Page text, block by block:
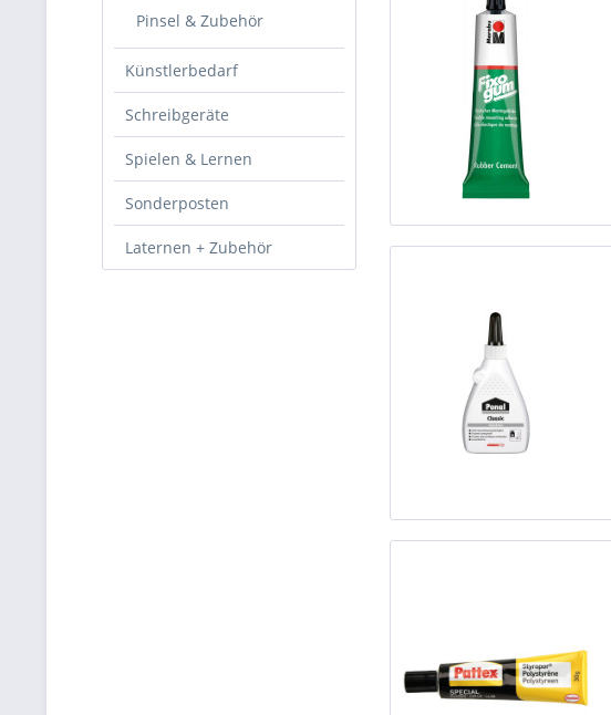
Pinsel & Zubehör
Künstlerbedarf
Schreibgeräte
Spielen & Lernen
Sonderposten
Laternen + Zubehör